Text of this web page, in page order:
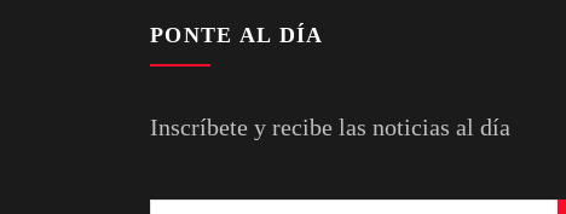
PONTE AL DÍA
Inscríbete y recibe las noticias al día